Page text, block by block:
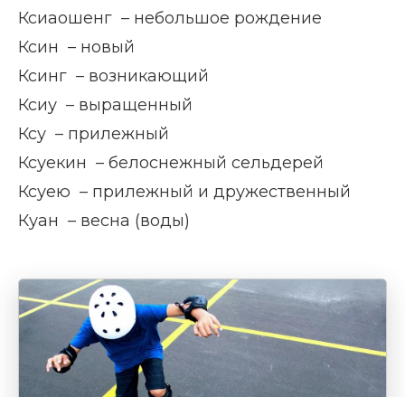
Ксиаошенг – небольшое рождение
Ксин – новый
Ксинг – возникающий
Ксиу – выращенный
Ксу – прилежный
Ксуекин – белоснежный сельдерей
Ксуею – прилежный и дружественный
Куан – весна (воды)